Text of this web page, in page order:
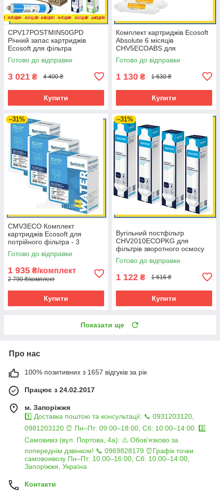
CPV17POSTMIN50GPD
Річний запас картриджів
Ecosoft для фільтра
зворотного осмосу Standard з
мінералізатором
Готово до відправки
3 021 ₴ 4 400 ₴
Купити
Комплект картриджів Ecosoft
Absolute 6 місяців
CHV5ECOABS для
MO675MECO та
MO675MPSECO
Готово до відправки
1 130 ₴ 1 630 ₴
Купити
–31%
CMV3ECO Комплект
картриджів Ecosoft для
потрійного фільтра - 3
комплекта
Готово до відправки
1 935 ₴/комплект
2 790 ₴/комплект
Купити
–31%
Вугільний постфільтр
CHV2010ECOPKG для
фільтрів зворотного осмосу
(4 шт.)
Готово до відправки
1 122 ₴ 1 616 ₴
Купити
Показати ще
Про нас
100% позитивних з 1657 відгуків за рік
Працює з 24.02.2017
м. Запоріжжя
1️⃣ Доставка поштою та консультації: 📞 0931203120,
0981203120 ⏰ Пн–Пт: 09:00–18:00, Сб: 10:00–14:00. 2️⃣
Самовивіз (вул. Портова, 4а): ⚠️ Обов'язково за
попереднім дзвінком! 📞 0969828179 ⏰Графік точки
самовоивозу Пн–Пт: 10:00–16:00, Сб: 10:00–14:00,
Запоріжжя, Україна
Контакти